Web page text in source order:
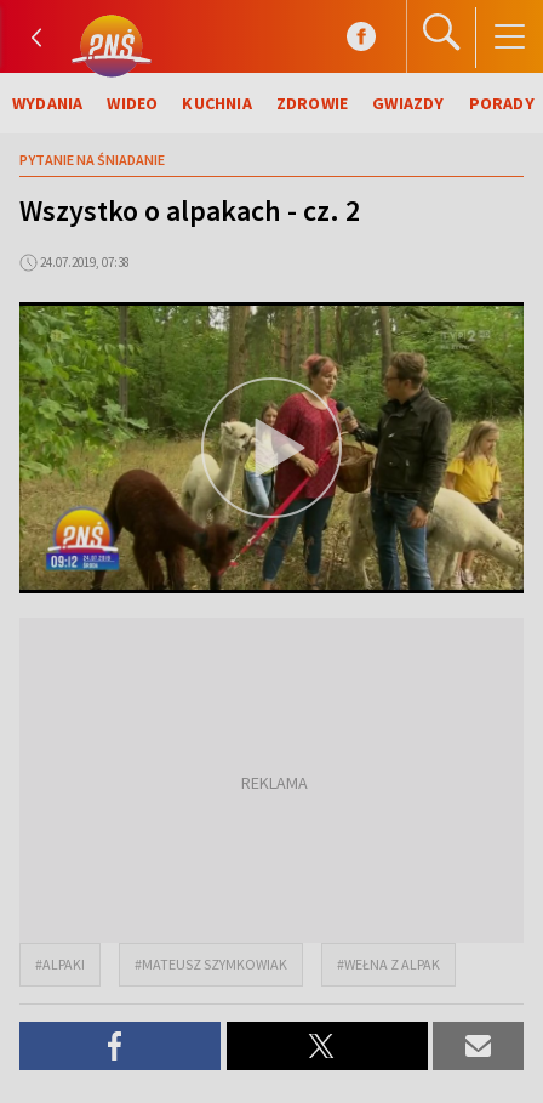
WYDANIA WIDEO KUCHNIA ZDROWIE GWIAZDY PORADY
PYTANIE NA ŚNIADANIE
Wszystko o alpakach - cz. 2
24.07.2019, 07:38
#ALPAKI #MATEUSZ SZYMKOWIAK #WEŁNA Z ALPAK